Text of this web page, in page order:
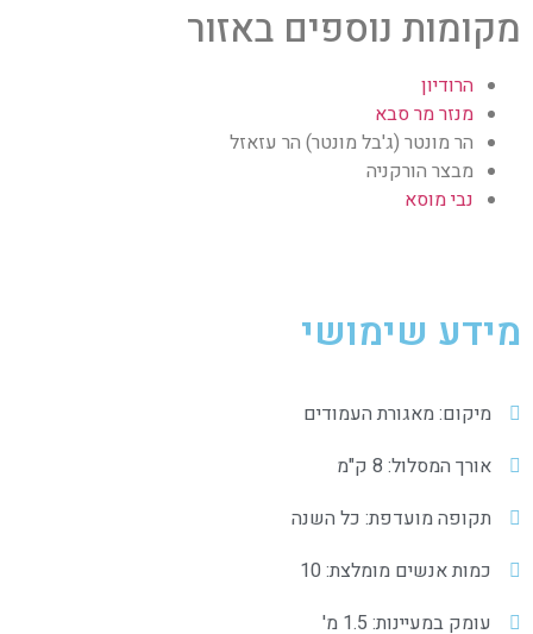
מקומות נוספים באזור
הרודיון
מנזר מר סבא
הר מונטר (ג'בל מונטר) הר עזאזל
מבצר הורקניה
נבי מוסא
מידע שימושי
מיקום: מאגורת העמודים
אורך המסלול: 8 ק"מ
תקופה מועדפת: כל השנה
כמות אנשים מומלצת: 10
עומק במעיינות: 1.5 מ'